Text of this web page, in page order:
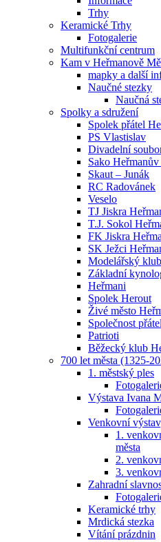
Trhy
Keramické Trhy
Fotogalerie
Multifunkční centrum
Kam v Heřmanově
mapky a další
Naučné stezky
Naučná
Spolky a sdružení
Spolek přátel
PS Vlastislav
Divadelní
Sako
Skaut – Junák
RC Radovánek
Veselo
TJ Jiskra
T.J. Sokol
FK Jiskra
SK Ježci
Modelářský
Základní
Heřmani
Spolek Herout
Živé město
Společnost
Patrioti
Běžecký klub
700 let města (1325-
1. městský ples
Výstava Ivana
Venkovní
1.
města
2.
3.
Zahradní
Keramické trhy
Mrdická stezka
Vítání prázdnin